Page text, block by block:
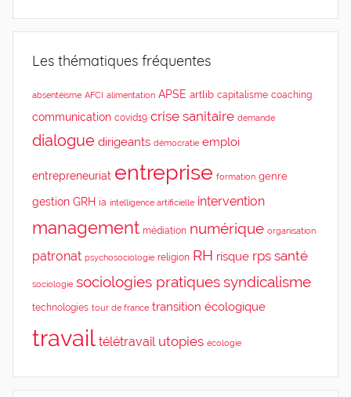
Les thématiques fréquentes
absentéisme AFCI alimentation APSE artlib capitalisme coaching
communication covid19 crise sanitaire demande
dialogue dirigeants démocratie emploi
entrepreneuriat entreprise formation genre
gestion GRH ia intelligence artificielle intervention
management médiation numérique organisation
patronat psychosociologie religion RH risque rps santé
sociologie sociologies pratiquessyndicalisme
technologies tour de france transition écologique
travail télétravail utopies écologie